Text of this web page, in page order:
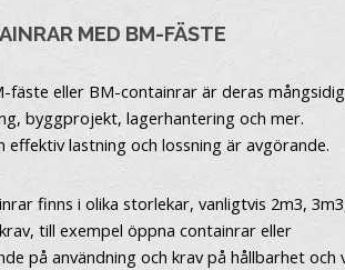
MED BM-FÄSTE
eller BM-containrar är deras
byggprojekt, lagerhantering och mer.
lastning och lossning är avgörande.
finns i olika storlekar, vanligtvis 2m3,
till exempel öppna containrar eller
på användning och krav på hållbarhet